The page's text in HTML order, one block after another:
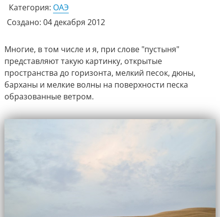
Категория: ОАЭ
Создано: 04 декабря 2012
Многие, в том числе и я, при слове "пустыня"
представляют такую картинку, открытые
пространства до горизонта, мелкий песок, дюны,
барханы и мелкие волны на поверхности песка
образованные ветром.